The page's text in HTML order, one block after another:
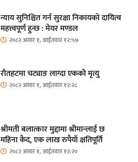
न्याय सुनिश्चित गर्न सुरक्षा निकायको दायित्व
महत्त्वपूर्ण हुन्छ : मेयर मण्डल
२०८२ असार १, आईतवार १२:५७
रौतहटमा चट्याङ लाग्दा एककोे मृत्यु
२०८२ असार १, आईतवार १२:२८
श्रीमती बलात्कार मुद्दामा श्रीमान्लाई छ
महिना कैद, एक लाख रुपैयाँ क्षतिपूर्ति
२०८२ असार १, आईतवार १२:२०